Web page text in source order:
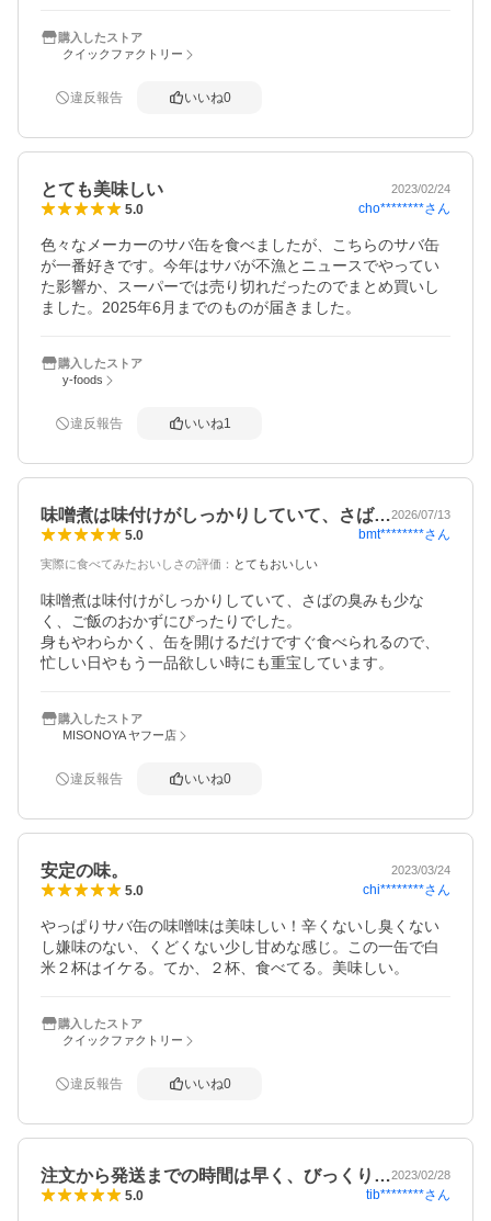
購入したストア
クイックファクトリー
違反報告 いいね0
とても美味しい 2023/02/24
5.0 cho********さん
色々なメーカーのサバ缶を食べましたが、こちらのサバ缶
が一番好きです。今年はサバが不漁とニュースでやってい
た影響か、スーパーでは売り切れだったのでまとめ買いし
ました。2025年6月までのものが届きました。
購入したストア
y-foods
違反報告 いいね1
味噌煮は味付けがしっかりしていて、さば…2026/07/13
5.0 bmt********さん
実際に食べてみたおいしさの評価 ： とてもおいしい
味噌煮は味付けがしっかりしていて、さばの臭みも少な
く、ご飯のおかずにぴったりでした。
身もやわらかく、缶を開けるだけですぐ食べられるので、
忙しい日やもう一品欲しい時にも重宝しています。
購入したストア
MISONOYA ヤフー店
違反報告 いいね0
安定の味。 2023/03/24
5.0 chi********さん
やっぱりサバ缶の味噌味は美味しい！辛くないし臭くない
し嫌味のない、くどくない少し甘めな感じ。この一缶で白
米２杯はイケる。てか、２杯、食べてる。美味しい。
購入したストア
クイックファクトリー
違反報告 いいね0
注文から発送までの時間は早く、びっくり…2023/02/28
5.0 tib********さん